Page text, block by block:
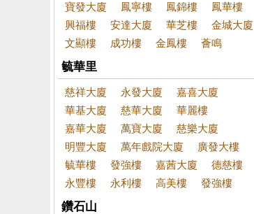
寶發大廈
鳳寧樓 鳳錦樓
鳳華樓
興福樓
安達大廈 華芝樓
金城大廈
文顯樓
成功樓 金鳳樓 薈鳴
毓華里
慈祥大廈 永發大廈
嘉喜大廈
華基大廈
慈華大廈
華麗樓
嘉華大廈
萬寶大廈
慈樂大廈
明豐大廈
萬年戲院大廈
廣發大樓
毓華樓
發強樓 嘉茜大廈
德慈樓
永豐樓
永利樓 高美樓 發強樓
鑽石山